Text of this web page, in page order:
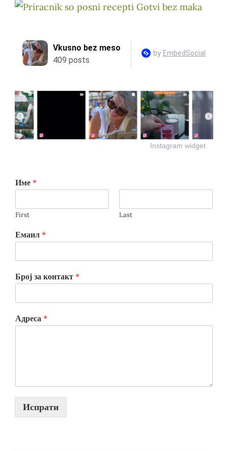
Instagram widget
Име *
First Last
Емаил *
Број за контакт *
Адреса *
Испрати